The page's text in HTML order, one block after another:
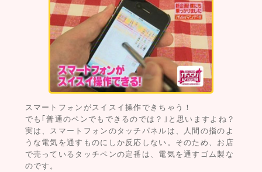
スマートフォンがスイスイ操作できちゃう！
でも｢普通のペンでもできるのでは？｣と思いますよね？
実は、スマートフォンのタッチパネルは、人間の指のよ
うな電気を通すものにしか反応しない。そのため、お店
で売っているタッチペンの定番は、電気を通すゴム製な
のです。